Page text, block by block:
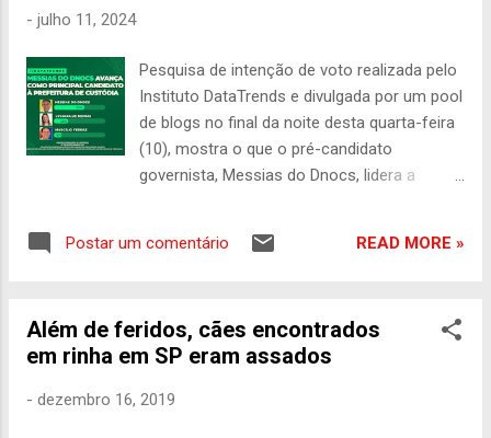
Arrochado": um show de graça no Terreiro de
Tina, localizado na própria comunidade de
Cachoeira da Onça, nas imediações da capela
de Nossa Senhora das Graças, a partir das 22h.
O evento é um incentivo da PNAB PE. "Aqui é
onde tudo começou, e meu terreiro é onde a
festa resiste ano a ano", reflete Márcio José,
um coco que deixa todo mundo virado,
- julho 11, 2024
Pesquisa de intenção de voto realizada pelo
Instituto DataTrends e divulgada por um pool
de blogs no final da noite desta quarta-feira
(10), mostra o que o pré-candidato
governista, Messias do Dnocs, lidera a
Emanoel Fernandes (Manuca), Messias do
pré-candidata oposicionista, Luciara de
Nemias, que tem 13%. Também foram
Não sabe ou não respondeu, 57%. Na
Postar um comentário READ MORE »
Além de feridos, cães encontrados
em rinha em SP eram assados
- dezembro 16, 2019